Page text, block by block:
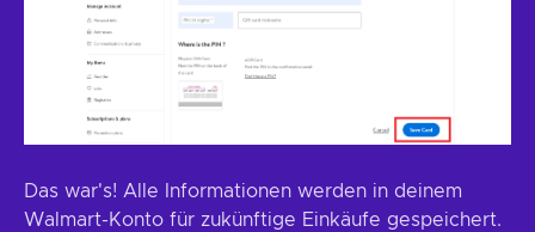
Das war's! Alle Informationen werden in deinem
Walmart-Konto für zukünftige Einkäufe gespeichert.